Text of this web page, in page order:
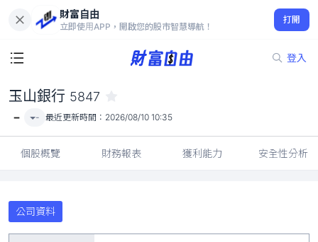
財富自由
立即使用APP，開啟您的股市智慧導航！
打開
登入
-
玉山銀行 5847
- - 最近更新時間： 2026/08/10 10:35
個股概覽 財務報表 獲利能力 安全性分析
公司資料